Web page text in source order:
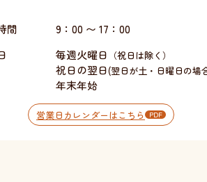
間
9：00 〜 17：00
毎週火曜日 （祝日は除く）
祝日の翌日(翌日が土・日曜日の場
年末年始
営業日カレンダーはこちら PDF